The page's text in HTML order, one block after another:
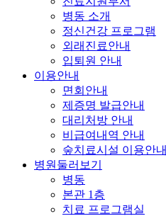
병동 소개
정신건강 프로그램
외래진료안내
입퇴원 안내
이용안내
면회안내
제증명 발급안내
대리처방 안내
비급여내역 안내
숲치료시설 이용안내
병원둘러보기
병동
본관 1층
치료 프로그램실